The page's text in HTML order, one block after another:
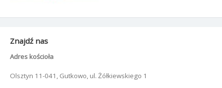
Znajdź nas
Adres kościoła
Olsztyn 11-041, Gutkowo, ul. Żółkiewskiego 1